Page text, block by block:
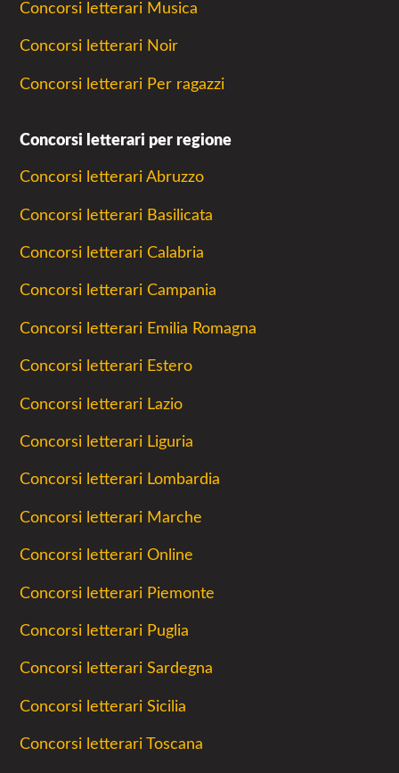
Concorsi letterari Musica
Concorsi letterari Noir
Concorsi letterari Per ragazzi
Concorsi letterari per regione
Concorsi letterari Abruzzo
Concorsi letterari Basilicata
Concorsi letterari Calabria
Concorsi letterari Campania
Concorsi letterari Emilia Romagna
Concorsi letterari Estero
Concorsi letterari Lazio
Concorsi letterari Liguria
Concorsi letterari Lombardia
Concorsi letterari Marche
Concorsi letterari Online
Concorsi letterari Piemonte
Concorsi letterari Puglia
Concorsi letterari Sardegna
Concorsi letterari Sicilia
Concorsi letterari Toscana